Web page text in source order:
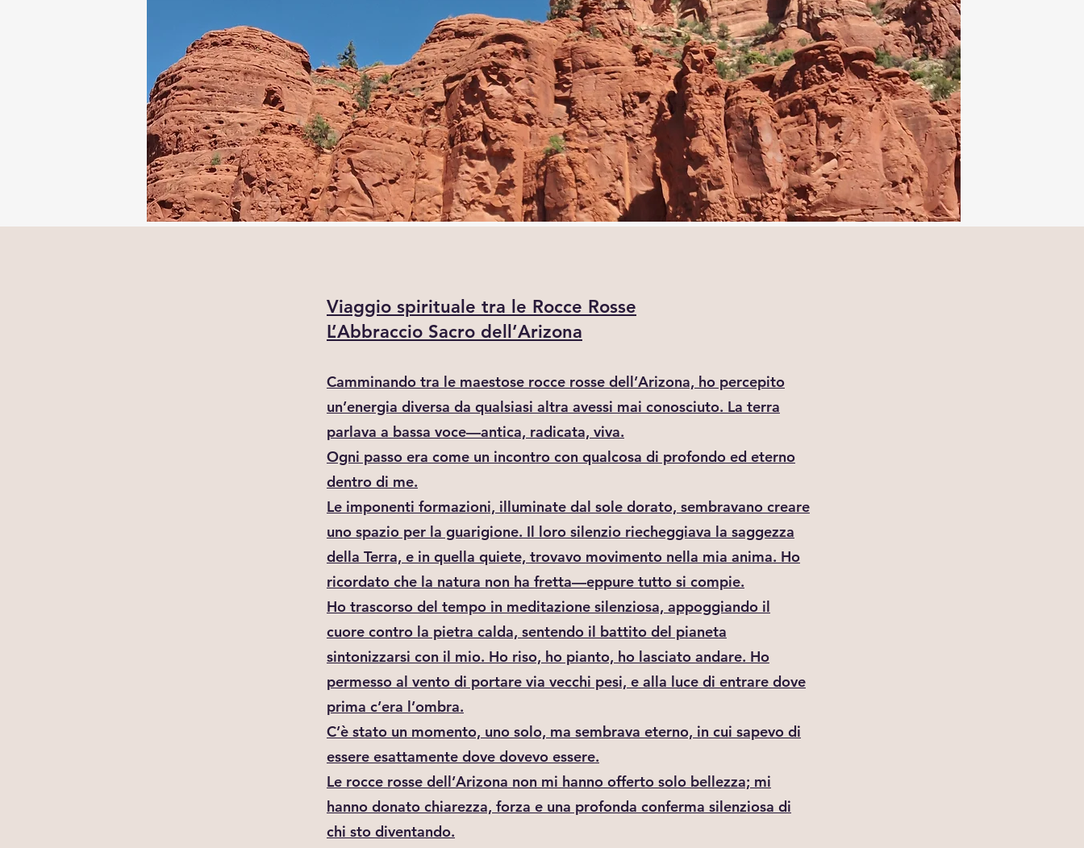
Viaggio spirituale tra le Rocce Rosse
L’Abbraccio Sacro dell’Arizona
Camminando tra le maestose rocce rosse dell’Arizona, ho percepito
un’energia diversa da qualsiasi altra avessi mai conosciuto. La terra
parlava a bassa voce—antica, radicata, viva.
Ogni passo era come un incontro con qualcosa di profondo ed eterno
dentro di me.
Le imponenti formazioni, illuminate dal sole dorato, sembravano creare
uno spazio per la guarigione. Il loro silenzio riecheggiava la saggezza
della Terra, e in quella quiete, trovavo movimento nella mia anima. Ho
ricordato che la natura non ha fretta—eppure tutto si compie.
Ho trascorso del tempo in meditazione silenziosa, appoggiando il
cuore contro la pietra calda, sentendo il battito del pianeta
sintonizzarsi con il mio. Ho riso, ho pianto, ho lasciato andare. Ho
permesso al vento di portare via vecchi pesi, e alla luce di entrare dove
prima c’era l’ombra.
C’è stato un momento, uno solo, ma sembrava eterno, in cui sapevo di
essere esattamente dove dovevo essere.
Le rocce rosse dell’Arizona non mi hanno offerto solo bellezza; mi
hanno donato chiarezza, forza e una profonda conferma silenziosa di
chi sto diventando.